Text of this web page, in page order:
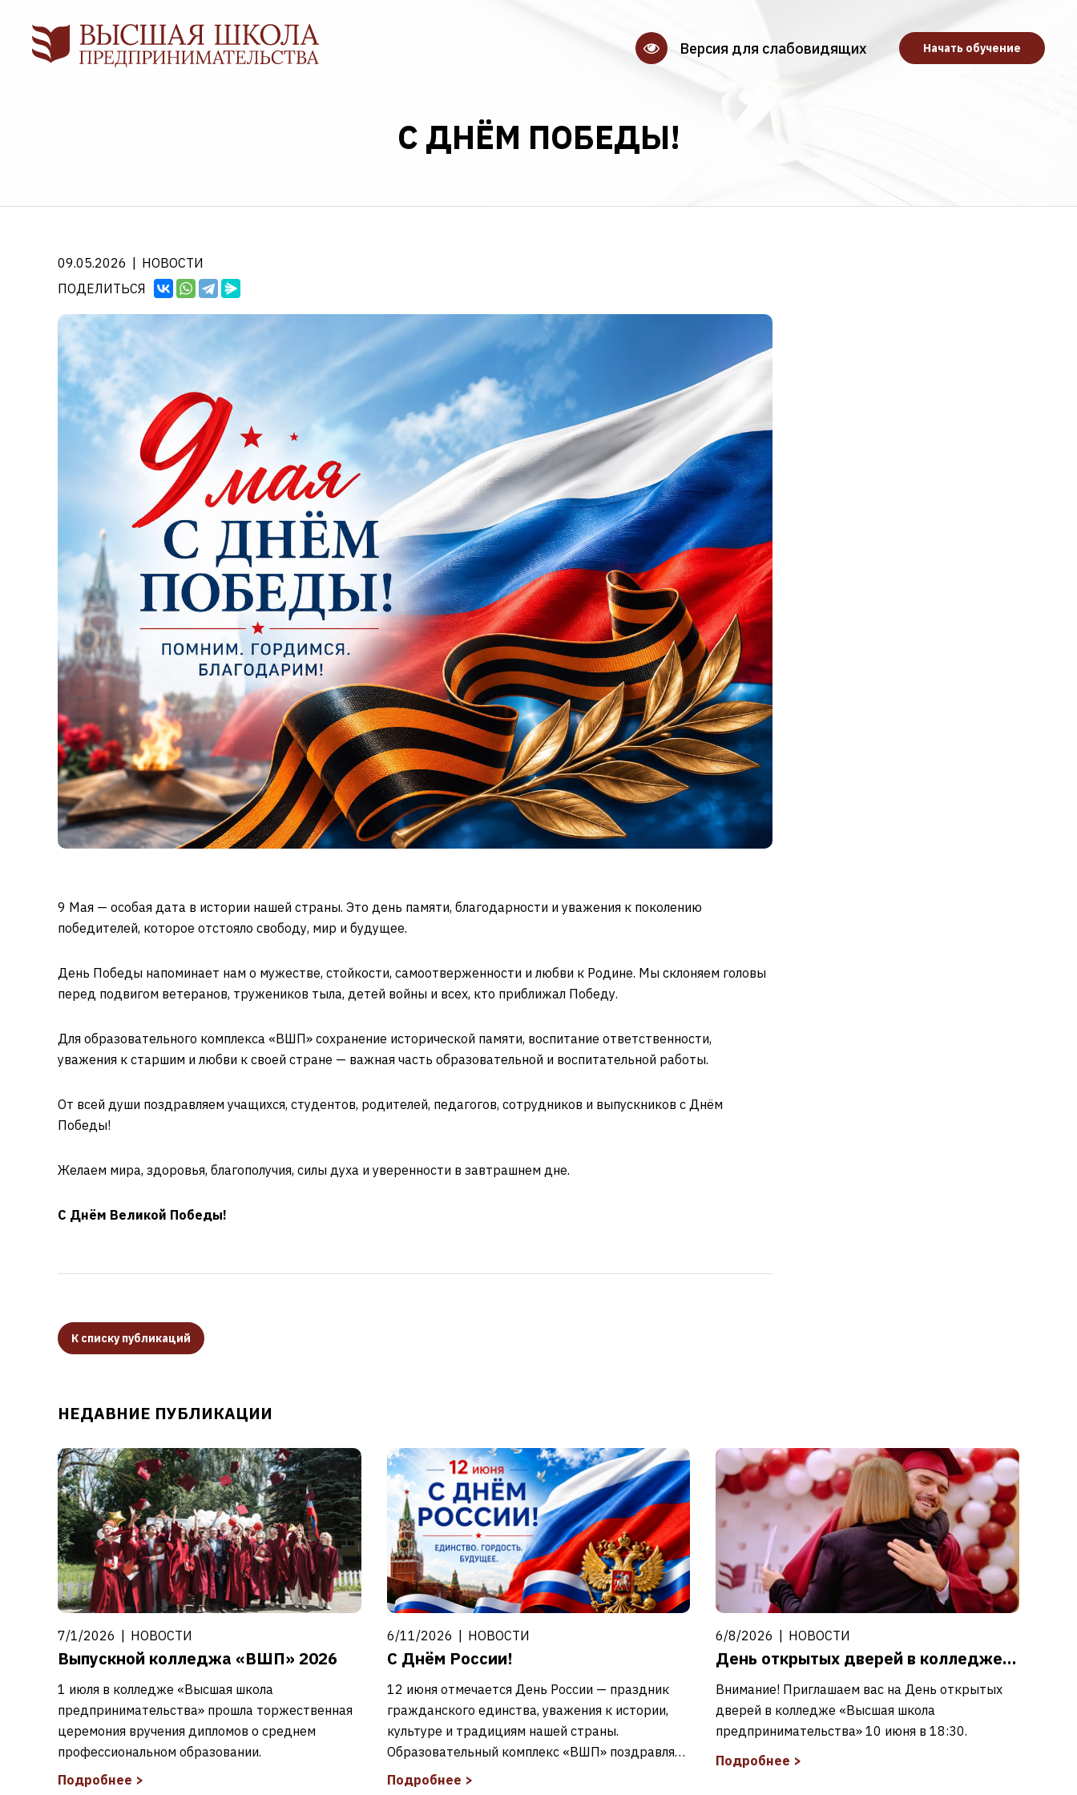
Версия для слабовидящих Начать обучение
С ДНЁМ ПОБЕДЫ!
09.05.2026
НОВОСТИ
ПОДЕЛИТЬСЯ
9 Мая — особая дата в истории нашей страны. Это день памяти, благодарности и уважения к поколению
победителей, которое отстояло свободу, мир и будущее.
День Победы напоминает нам о мужестве, стойкости, самоотверженности и любви к Родине. Мы склоняем головы
перед подвигом ветеранов, тружеников тыла, детей войны и всех, кто приближал Победу.
Для образовательного комплекса «ВШП» сохранение исторической памяти, воспитание ответственности,
уважения к старшим и любви к своей стране — важная часть образовательной и воспитательной работы.
От всей души поздравляем учащихся, студентов, родителей, педагогов, сотрудников и выпускников с Днём
Победы!
Желаем мира, здоровья, благополучия, силы духа и уверенности в завтрашнем дне.
С Днём Великой Победы!
К списку публикаций
НЕДАВНИЕ ПУБЛИКАЦИИ
7/1/2026 НОВОСТИ
Выпускной колледжа «ВШП» 2026
1 июля в колледже «Высшая школа
предпринимательства» прошла торжественная
церемония вручения дипломов о среднем
профессиональном образовании.
Подробнее >
6/11/2026 НОВОСТИ
С Днём России!
12 июня отмечается День России — праздник
гражданского единства, уважения к истории,
культуре и традициям нашей страны.
Образовательный комплекс «ВШП» поздравляет
учащихся, студентов, родителей, педагогов,
Подробнее >
6/8/2026 НОВОСТИ
День открытых дверей в колледже «ВШП»
Внимание! Приглашаем вас на День открытых
дверей в колледже «Высшая школа
предпринимательства» 10 июня в 18:30.
Подробнее >